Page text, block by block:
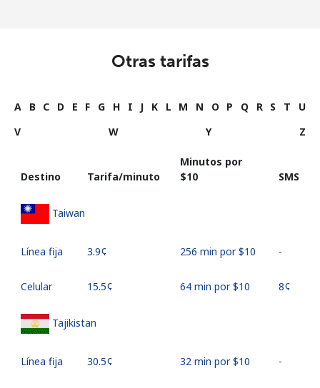
Otras tarifas
A B C D E F G H I J K L M N O P Q R S T
U
V
W Y Z
Destino Tarifa/minuto
Minutos por
⁦$10⁩
SMS
Taiwan
Línea fija ⁦3.9¢⁩ 256 min por ⁦$10⁩ -
Celular ⁦15.5¢⁩ 64 min por ⁦$10⁩ ⁦8¢⁩
Tajikistan
Línea fija ⁦30.5¢⁩ 32 min por ⁦$10⁩ -